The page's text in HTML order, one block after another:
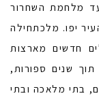
מלחמת השחרור
יפו. מלכתחילה
חדשים מארצות
שנים ספורות,
בתי מלאכה ובתי